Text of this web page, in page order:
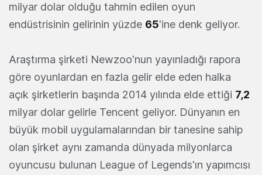
milyar dolar olduğu tahmin edilen oyun
endüstrisinin gelirinin yüzde 65'ine denk geliyor.
Araştırma şirketi Newzoo'nun yayınladığı rapora
göre oyunlardan en fazla gelir elde eden halka
açık şirketlerin başında 2014 yılında elde ettiği 7,2
milyar dolar gelirle Tencent geliyor. Dünyanın en
büyük mobil uygulamalarından bir tanesine sahip
olan şirket aynı zamanda dünyada milyonlarca
oyuncusu bulunan League of Legends'ın yapımcısı